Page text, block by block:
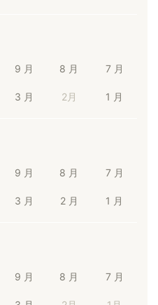
9 月 8 月 7 月
3 月 2月 1 月
9 月 8 月 7 月
3 月 2 月 1 月
9 月 8 月 7 月